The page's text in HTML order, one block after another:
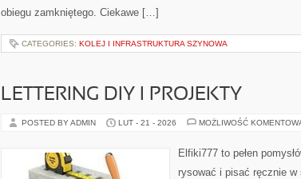
obiegu zamkniętego. Ciekawe […]
CATEGORIES: KOLEJ I INFRASTRUKTURA SZYNOWA
LETTERING DIY I PROJEKTY
POSTED BY ADMIN LUT - 21 - 2026 MOŻLIWOŚĆ
Elfiki777 to pełen
rysować i pisać ręcznie w